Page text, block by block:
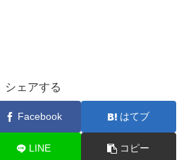
シェアする
Facebook はてブ
LINE コピー